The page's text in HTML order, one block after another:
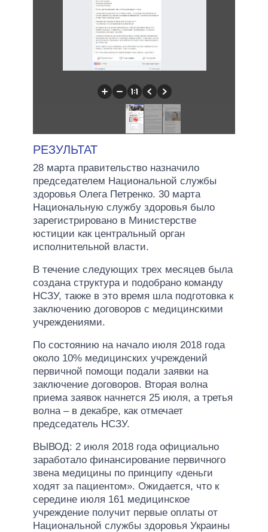
РЕЗУЛЬТАТ
28 марта правительство назначило
председателем Национальной службы
здоровья Олега Петренко. 30 марта
Национальную службу здоровья было
зарегистрировано в Министерстве
юстиции как центральный орган
исполнительной власти.
В течение следующих трех месяцев была
создана структура и подобрано команду
НСЗУ, также в это время шла подготовка к
заключению договоров с медицинскими
учреждениями.
По состоянию на начало июля 2018 года
около 10% медицинских учреждений
первичной помощи подали заявки на
заключение договоров. Вторая волна
приема заявок начнется 25 июля, а третья
волна – в декабре, как отмечает
председатель НСЗУ.
ВЫВОД: 2 июля 2018 года официально
заработало финансирование первичного
звена медицины по принципу «деньги
ходят за пациентом». Ожидается, что к
середине июля 161 медицинское
учреждение получит первые оплаты от
Национальной службы здоровья Украины